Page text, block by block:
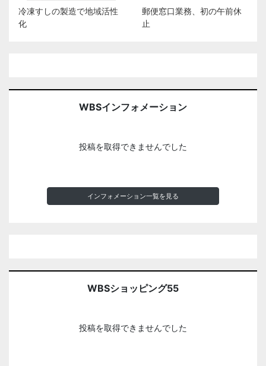
冷凍すしの製造で地域活性
化
郵便窓口業務、初の午前休
止
WBSインフォメーション
投稿を取得できませんでした
インフォメーション一覧を見る
WBSショッピング55
投稿を取得できませんでした